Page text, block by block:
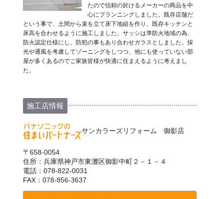
たので信頼の於けるメーカーの商品を中
心にプランニングしました。既存店舗だ
という事で、土間から束を立て床下地組を作り、既存キッチンと
床高を合わせるように施工しました。サッシは準防火地域の為、
防火認定仕様にし、防犯の事もあり合わせガラスとしました。採
光や通風を考慮してゾーニングをしつつ、他にも使っていない部
屋が多くあるのでご家族皆様が快適に住まえるように考えまし
た。
施工店情報
サンカラーズリフォーム 御影店
〒658-0054
住所：兵庫県神戸市東灘区御影中町２－１－４
電話：078-822-0031
FAX：078-856-3637